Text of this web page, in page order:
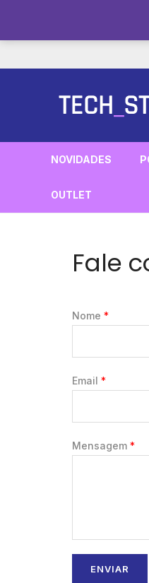
NOVIDADES
OUTLET
Fale
Nome *
Email *
Mensagem *
ENVIAR